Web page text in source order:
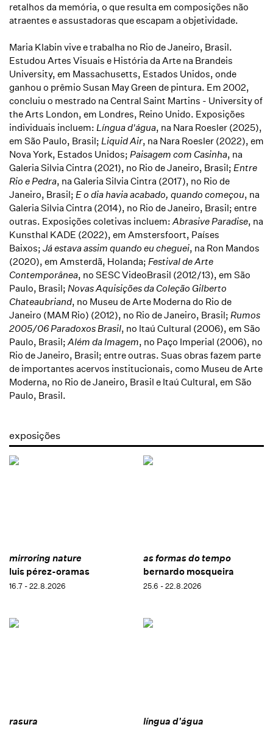
retalhos da memória, o que resulta em composições não
atraentes e assustadoras que escapam a objetividade.
Maria Klabin vive e trabalha no Rio de Janeiro, Brasil.
Estudou Artes Visuais e História da Arte na Brandeis
University, em Massachusetts, Estados Unidos, onde
ganhou o prêmio Susan May Green de pintura. Em 2002,
concluiu o mestrado na Central Saint Martins - University of
the Arts London, em Londres, Reino Unido. Exposições
individuais incluem: Língua d'água, na Nara Roesler (2025),
em São Paulo, Brasil; Liquid Air, na Nara Roesler (2022), em
Nova York, Estados Unidos; Paisagem com Casinha, na
Galeria Silvia Cintra (2021), no Rio de Janeiro, Brasil; Entre
Rio e Pedra, na Galeria Silvia Cintra (2017), no Rio de
Janeiro, Brasil; E o dia havia acabado, quando começou, na
Galeria Silvia Cintra (2014), no Rio de Janeiro, Brasil; entre
outras. Exposições coletivas incluem:Abrasive Paradise, na
Kunsthal KADE (2022), em Amstersfoort, Países
Baixos; Já estava assim quando eu cheguei, na Ron Mandos
(2020), em Amsterdã, Holanda; Festival de Arte
Contemporânea, no SESC VideoBrasil (2012/13), em São
Paulo, Brasil; Novas Aquisições da Coleção Gilberto
Chateaubriand, no Museu de Arte Moderna do Rio de
Janeiro (MAM Rio) (2012), no Rio de Janeiro, Brasil; Rumos
2005/06 Paradoxos Brasil, no Itaú Cultural (2006), em São
Paulo, Brasil;Além da Imagem, no Paço Imperial (2006), no
Rio de Janeiro, Brasil; entre outras. Suas obras fazem parte
de importantes acervos institucionais, como Museu de Arte
Moderna, no Rio de Janeiro, Brasil e Itaú Cultural, em São
Paulo, Brasil.
exposições
mirroring nature
luis pérez-oramas
16.7 - 22.8.2026
as formas do tempo
bernardo mosqueira
25.6 - 22.8.2026
rasura
língua d'água